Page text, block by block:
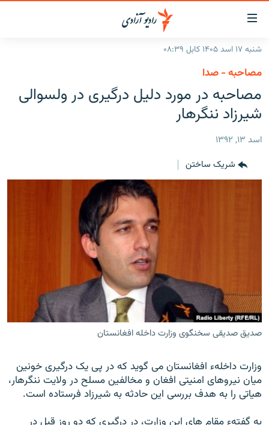
لینک‌های
قابل
دسترسی
به
متن
اصلی
بازگشت
به
منوی
مراجعه
گزارش‌ها
افغانستان
جهان
خبرها
برنامه‌ها
صفحه پشتو
Azadi English
به ما بپیوندید
همۀ سایت‌های رادیو آزادی/ رادیو اروپای آزاد
شنبه ۱۷ اسد ۱۴۰۵ کابل ۰۸:۳۹
مصاحبه - صدا
مصاحبه در مورد دلیل درگیری در ولسوالی
شیرزاد ننگرهار
اسد ۱۳, ۱۳۹۲
شریک ساختن
صدیق صدیقی سخنگوی وزارت داخله افغانستان
وزارت داخلهء افغانستان می گوید که در پی یک درگیری خونین
میان نیروهای امنیتی افغان و مخالفین مسلح در ولایت ننگرهار،
هیاتی را به هدف بررسی این حادثه به شیرزاد فرستاده است.